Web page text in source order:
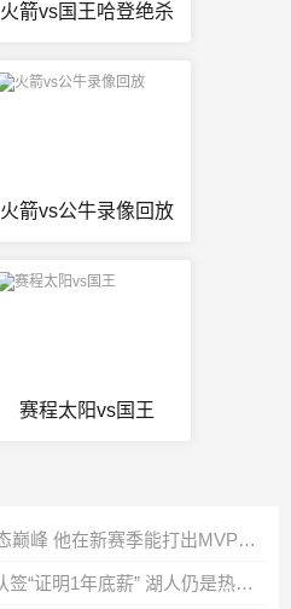
火箭vs国王哈登绝杀
火箭vs公牛录像回放
赛程太阳vs国王
76人总裁：42岁詹姆斯状态巅峰 他在新赛季能打出MVP级别的表现
美记：库明加不愿与任何队签“证明1年底薪” 湖人仍是热门下家